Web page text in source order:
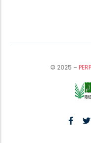
© 2025 –